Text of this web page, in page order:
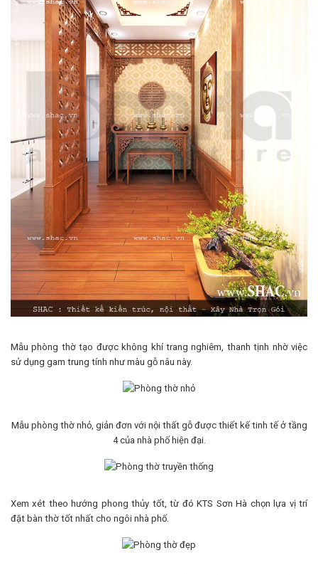
Mẫu phòng thờ tạo được không khí trang nghiêm, thanh tịnh nhờ việc
sử dụng gam trung tính như màu gỗ nâu này.
Mẫu phòng thờ nhỏ, giản đơn với nội thất gỗ được thiết kế tinh tế ở tầng
4 của nhà phố hiện đại.
Xem xét theo hướng phong thủy tốt, từ đó KTS Sơn Hà chọn lựa vị trí
đặt bàn thờ tốt nhất cho ngôi nhà phố.